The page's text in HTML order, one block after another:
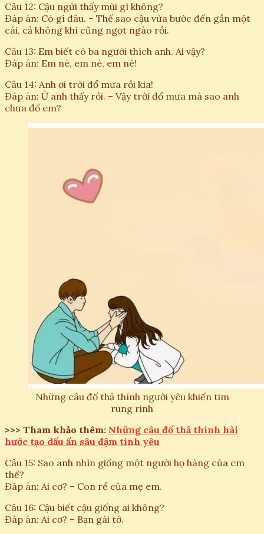
Câu 12: Cậu ngửi thấy mùi gì không?
Đáp án: Có gì đâu. – Thế sao cậu vừa bước đến gần một
cái, cả không khí cũng ngọt ngào rồi.
Câu 13: Em biết có ba người thích anh. Ai vậy?
Đáp án: Em nè, em nè, em nè!
Câu 14: Anh ơi trời đổ mưa rồi kìa!
Đáp án: Ừ anh thấy rồi. – Vậy trời đổ mưa mà sao anh
chưa đổ em?
Những câu đố thả thính người yêu khiến tim
rung rinh
>>> Tham khảo thêm: Những câu đố thả thính hài
hước tạo dấu ấn sâu đậm tình yêu
Câu 15: Sao anh nhìn giống một người họ hàng của em
thế?
Đáp án: Ai cơ? – Con rể của mẹ em.
Câu 16: Cậu biết cậu giống ai không?
Đáp án: Ai cơ? – Bạn gái tớ.